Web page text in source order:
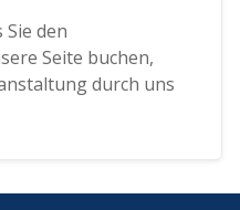
Sie den
Seite buchen,
durch uns